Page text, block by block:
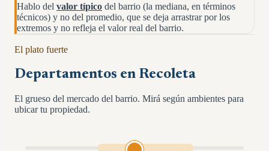
Hablo del valor típico del barrio (la mediana, en términos
técnicos) y no del promedio, que se deja arrastrar por los
extremos y no refleja el valor real del barrio.
El plato fuerte
Departamentos en Recoleta
El grueso del mercado del barrio. Mirá según ambientes para
ubicar tu propiedad.